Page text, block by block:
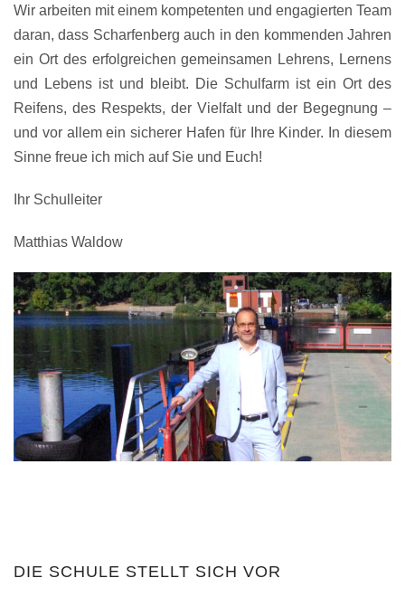
Wir arbeiten mit einem kompetenten und engagierten Team
daran, dass Scharfenberg auch in den kommenden Jahren
ein Ort des erfolgreichen gemeinsamen Lehrens, Lernens
und Lebens ist und bleibt. Die Schulfarm ist ein Ort des
Reifens, des Respekts, der Vielfalt und der Begegnung –
und vor allem ein sicherer Hafen für Ihre Kinder. In diesem
Sinne freue ich mich auf Sie und Euch!
Ihr Schulleiter
Matthias Waldow
DIE SCHULE STELLT SICH VOR